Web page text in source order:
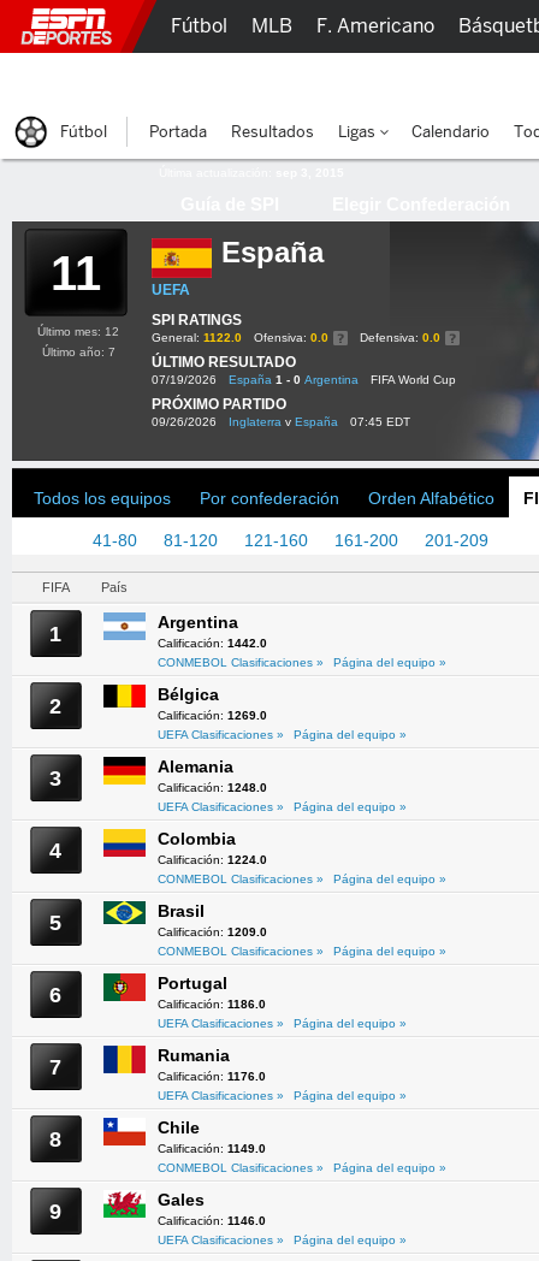
11 España
UEFA
SPI RATINGS
General: 1122.0 Ofensiva: 0.0 Defensiva: 0.0
ÚLTIMO RESULTADO
07/19/2026 España 1 - 0 Argentina FIFA World Cup
PRÓXIMO PARTIDO
09/26/2026 Inglaterra v España 07:45 EDT
Último mes: 12
Último año: 7
Todos los equipos Por confederación Orden Alfabético
41-80 81-120 121-160 161-200 201-209
FIFA País
1 Argentina
Calificación: 1442.0
CONMEBOL Clasificaciones »
Página del equipo »
2 Bélgica
Calificación: 1269.0
UEFA Clasificaciones »
Página del equipo »
3 Alemania
Calificación: 1248.0
UEFA Clasificaciones »
Página del equipo »
4 Colombia
Calificación: 1224.0
CONMEBOL Clasificaciones »
Página del equipo »
5 Brasil
Calificación: 1209.0
CONMEBOL Clasificaciones »
Página del equipo »
6 Portugal
Calificación: 1186.0
UEFA Clasificaciones »
Página del equipo »
7 Rumania
Calificación: 1176.0
UEFA Clasificaciones »
Página del equipo »
8 Chile
Calificación: 1149.0
CONMEBOL Clasificaciones »
Página del equipo »
9 Gales
Calificación: 1146.0
UEFA Clasificaciones »
Página del equipo »
Fútbol MLB F. Americano
Fútbol Portada Resultados Ligas Calendario